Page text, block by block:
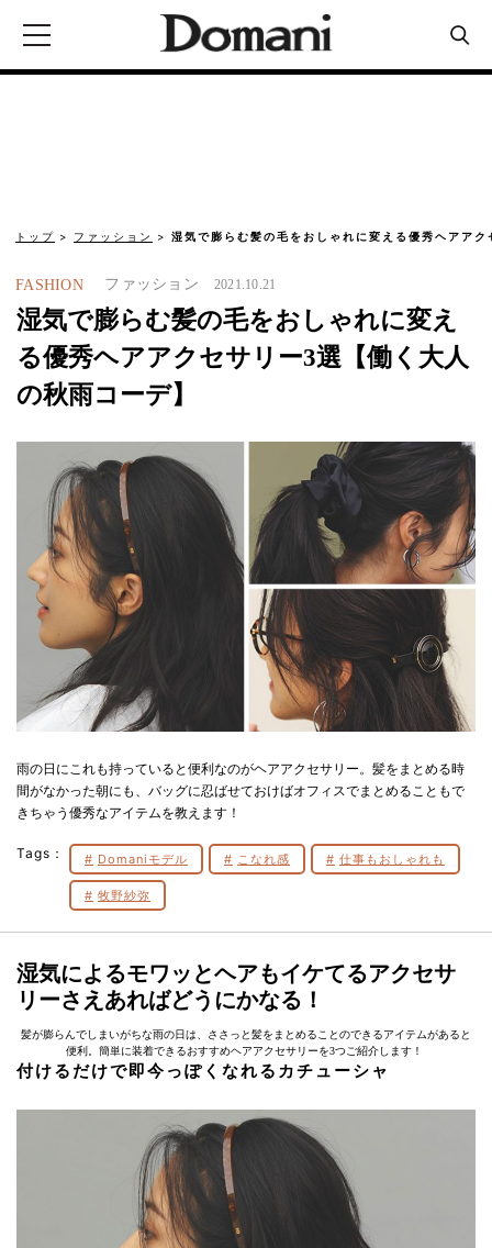
トップ ファッション 湿気で膨らむ髪の毛をおしゃれに変える優秀ヘアア
FASHION ファッション 2021.10.21
湿気で膨らむ髪の毛をおしゃれに変え
る優秀ヘアアクセサリー3選【働く大人
の秋雨コーデ】
雨の日にこれも持っていると便利なのがヘアアクセサリー。髪をまとめる時
間がなかった朝にも、バッグに忍ばせておけばオフィスでまとめることもで
きちゃう優秀なアイテムを教えます！
Tags： Domaniモデル こなれ感 仕事もおしゃれも
牧野紗弥
湿気によるモワッとヘアもイケてるアクセサ
リーさえあればどうにかなる！
髪が膨らんでしまいがちな雨の日は、ささっと髪をまとめることのできるアイテムがあると
便利。簡単に装着できるおすすめヘアアクセサリーを3つご紹介します！
付けるだけで即今っぽくなれるカチューシャ